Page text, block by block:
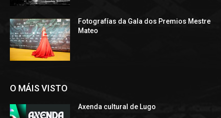
Fotografías da Gala dos Premios Mestre
Mateo
O MÁIS VISTO
Axenda cultural de Lugo